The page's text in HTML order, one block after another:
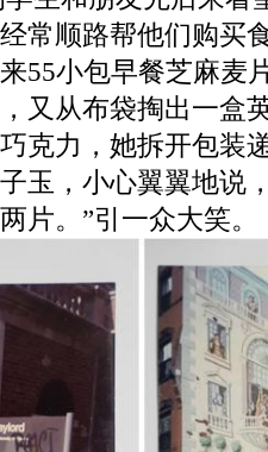
常顺路帮他们购买
55小包早餐芝麻麦
又从布袋掏出一盒
克力，她拆开包装
玉，小心翼翼地说
片。”引一众大笑。